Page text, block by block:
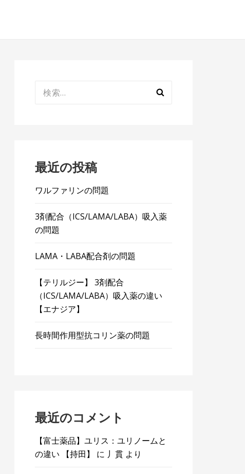
索:
最近の投稿
ワルファリンの問題
3剤配合（ICS/LAMA/LABA）吸入薬
の問題
LAMA・LABA配合剤の問題
【テリルジー】 3剤配合
（ICS/LAMA/LABA）吸入薬の違い
【エナジア】
長時間作用型抗コリン薬の問題
最近のコメント
【富士薬品】ユリス：ユリノームと
の違い 【持田】
に 丿貫 より